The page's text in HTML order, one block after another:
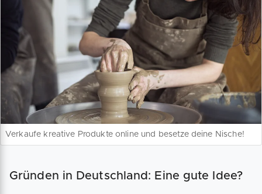
Verkaufe kreative Produkte online und besetze deine Nische!
Gründen in Deutschland: Eine gute Idee?